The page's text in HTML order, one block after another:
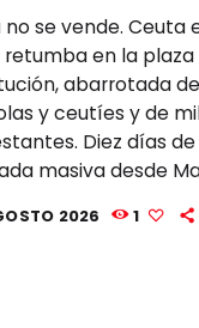
no se vende. Ceuta
retumba en la plaza
abarrotada
y ceutíes y de
Diez días
masiva desde
70.000 personas en
este domingo
2026 1